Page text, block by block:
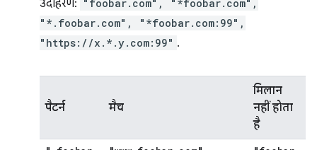
उदाहरण: "foobar.com", "*foobar.com",
"*.foobar.com", "*foobar.com:99",
"https://x.*.y.com:99" .
पैटर्न मैच
मिलान
नहीं होता
है